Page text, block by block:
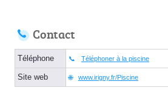
Contact
Téléphone Téléphoner à la piscine
Site web www.irigny.fr/Piscine